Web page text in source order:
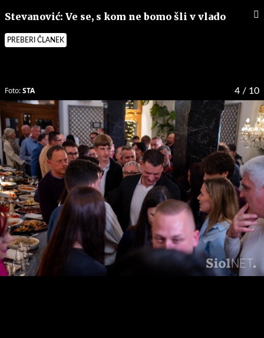
Stevanović: Ve se, s kom ne bomo šli v vlado
PREBERI ČLANEK
4 / 10
Foto:STA